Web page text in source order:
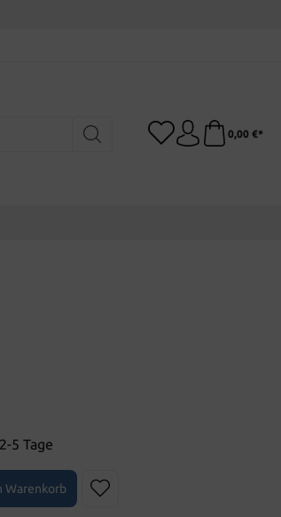
0,00 €*
5 Tage
Wert ein oder benutze die
Warenkorb